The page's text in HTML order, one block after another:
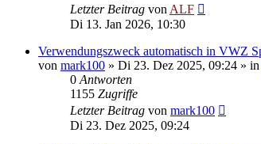
Letzter Beitrag von ALF
Di 13. Jan 2026, 10:30
Verwendungszweck automatisch in VWZ
von mark100 » Di 23. Dez 2025, 09:24 » in
0 Antworten
1155 Zugriffe
Letzter Beitrag von mark100
Di 23. Dez 2025, 09:24